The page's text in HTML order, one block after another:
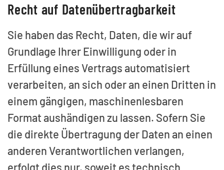
Recht auf Datenübertragbarkeit
Sie haben das Recht, Daten, die wir auf
Grundlage Ihrer Einwilligung oder in
Erfüllung eines Vertrags automatisiert
verarbeiten, an sich oder an einen Dritten in
einem gängigen, maschinenlesbaren
Format aushändigen zu lassen. Sofern Sie
die direkte Übertragung der Daten an einen
anderen Verantwortlichen verlangen,
erfolgt dies nur, soweit es technisch